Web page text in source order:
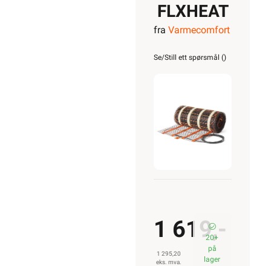
FLXHEAT
100W/m²
110W
fra Varmecomfort
Se/Still ett spørsmål ()
1 619,-
1 295,20
eks. mva.
20+
på
lager